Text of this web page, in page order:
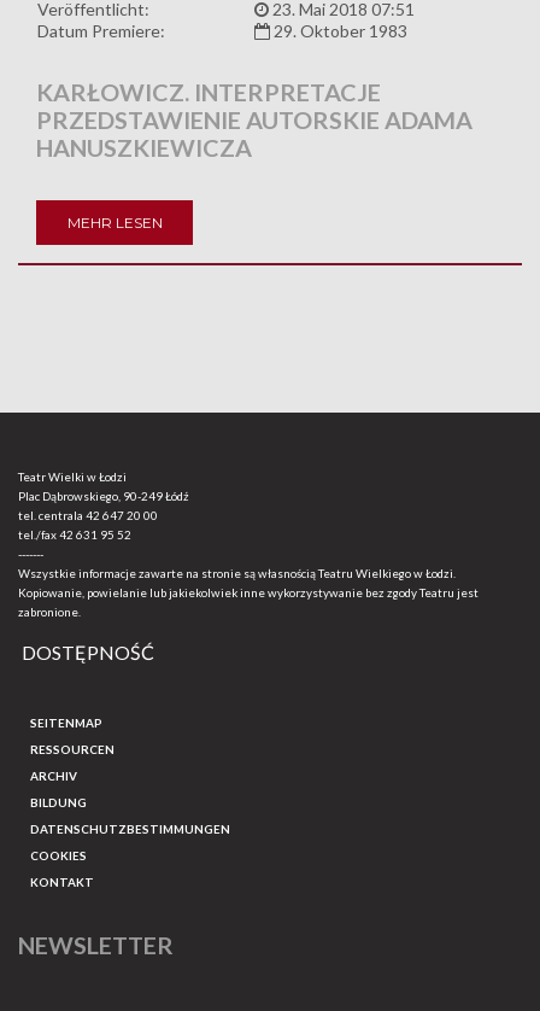
Veröffentlicht:
23. Mai 2018 07:51
Datum Premiere:
29. Oktober 1983
KARŁOWICZ. INTERPRETACJE
PRZEDSTAWIENIE AUTORSKIE ADAMA
HANUSZKIEWICZA
MEHR LESEN
Teatr Wielki w Łodzi
Plac Dąbrowskiego, 90-249 Łódź
tel. centrala 42 647 20 00
tel./fax42 631 95 52
-------
Wszystkie informacje zawarte na stronie są własnością Teatru Wielkiego w Łodzi.
Kopiowanie, powielanie lub jakiekolwiek inne wykorzystywanie bez zgody Teatru jest
zabronione.
DOSTĘPNOŚĆ
SEITENMAP
RESSOURCEN
ARCHIV
BILDUNG
DATENSCHUTZBESTIMMUNGEN
COOKIES
KONTAKT
NEWSLETTER